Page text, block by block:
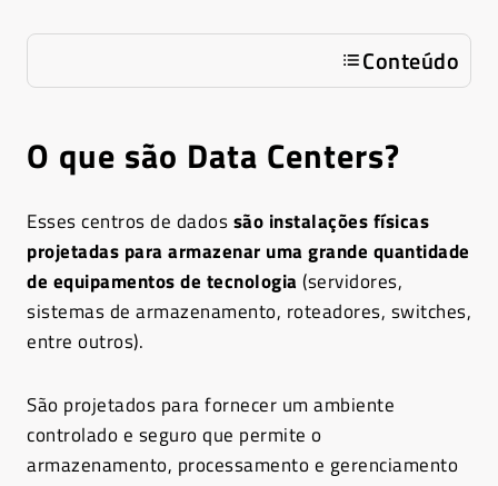
Conteúdo
O que são Data Centers?
Esses centros de dadossão instalações físicas
projetadas para armazenar uma grande quantidade
de equipamentos de tecnologia (servidores,
sistemas de armazenamento, roteadores, switches,
entre outros).
São projetados para fornecer um ambiente
controlado e seguro que permite o
armazenamento, processamento e gerenciamento